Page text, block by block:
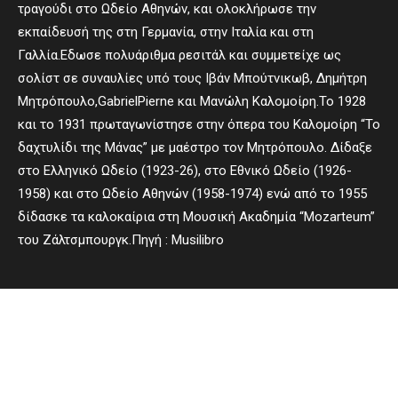
τραγούδι στο Ωδείο Αθηνών, και ολοκλήρωσε την
εκπαίδευσή της στη Γερμανία, στην Ιταλία και στη
Γαλλία.Εδωσε πολυάριθμα ρεσιτάλ και συμμετείχε ως
σολίστ σε συναυλίες υπό τους Ιβάν Μπούτνικωβ, Δημήτρη
Μητρόπουλο,GabrielPierne και Μανώλη Καλομοίρη.Το 1928
και το 1931 πρωταγωνίστησε στην όπερα του Καλομοίρη “Το
δαχτυλίδι της Μάνας” με μαέστρο τον Μητρόπουλο. Δίδαξε
στο Ελληνικό Ωδείο (1923-26), στο Εθνικό Ωδείο (1926-
1958) και στο Ωδείο Αθηνών (1958-1974) ενώ από το 1955
δίδασκε τα καλοκαίρια στη Μουσική Ακαδημία “Mozarteum”
του Ζάλτσμπουργκ.Πηγή : Musilibro